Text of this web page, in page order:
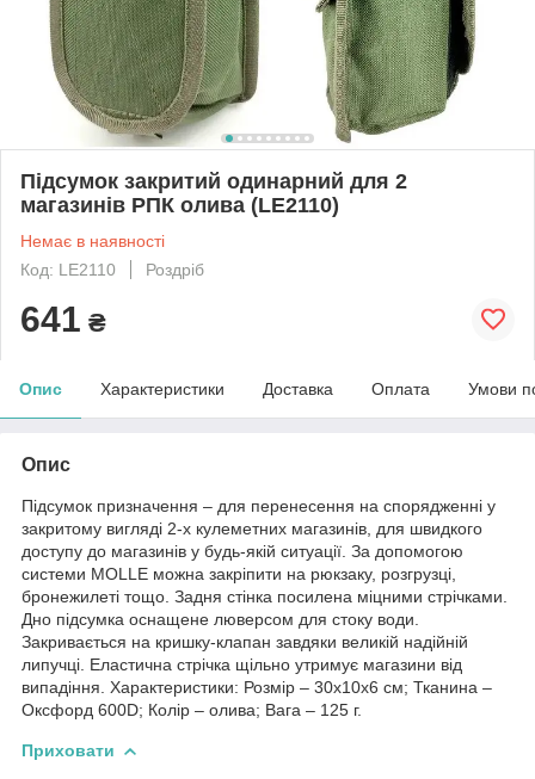
Підсумок закритий одинарний для 2
магазинів РПК олива (LE2110)
Немає в наявності
Код: LE2110
Роздріб
641 ₴
Опис Характеристики Доставка Оплата Умови
Опис
Підсумок призначення – для перенесення на спорядженні у
закритому вигляді 2-х кулеметних магазинів, для швидкого
доступу до магазинів у будь-якій ситуації. За допомогою
системи MOLLE можна закріпити на рюкзаку, розгрузці,
бронежилеті тощо. Задня стінка посилена міцними стрічками.
Дно підсумка оснащене люверсом для стоку води.
Закривається на кришку-клапан завдяки великій надійній
липучці. Еластична стрічка щільно утримує магазини від
випадіння. Характеристики: Розмір – 30х10х6 см; Тканина –
Оксфорд 600D; Колір – олива; Вага – 125 г.
Приховати